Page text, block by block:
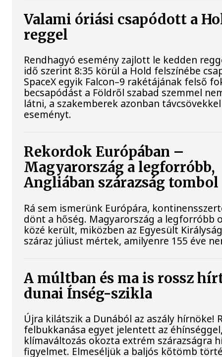
Valami óriási csapódott a
reggel
Rendhagyó esemény zajlott le kedden
idő szerint 8:35 körül a Hold felszínébe
SpaceX egyik Falcon–9 rakétájának felső
becsapódást a Földről szabad szemmel
látni, a szakemberek azonban
eseményt.
Rekordok Európában –
Magyarország a legforróbb,
Angliában szárazság tombol
Rá sem ismerünk Európára,
dönt a hőség. Magyarország a legforróbb
közé került, miközben az Egyesült
száraz júliust mértek, amilyenre 155 éve
A múltban és ma is rossz
dunai Ínség-szikla
Újra kilátszik a Dunából az aszály hírnöke!
felbukkanása egyet jelentett az
klímaváltozás okozta extrém szárazságra
figyelmet. Elmeséljük a baljós kőtömb